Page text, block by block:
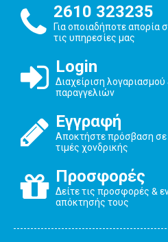
2610 323235
Για οποιαδήποτε απορία
τις υπηρεσίες μας
Login
Διαχείριση
παραγγελιών
Εγγραφή
Αποκτήστε πρόσβαση σε
τιμές χονδρικής
Προσφορές
Δείτε τις προσφορές &
απόκτησής τους